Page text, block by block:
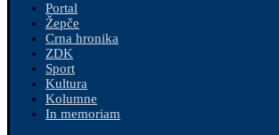
Portal
Žepče
Crna hronika
ZDK
Sport
Kultura
Kolumne
In memoriam